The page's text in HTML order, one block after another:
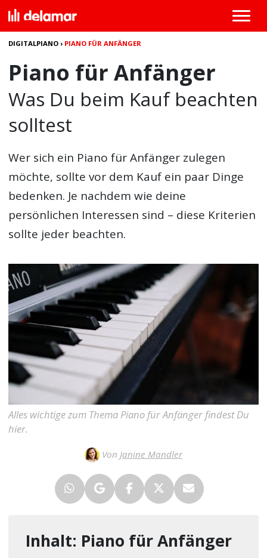
DIGITALPIANO › PIANO FÜR ANFÄNGER
Piano für Anfänger
Was Du beim Kauf beachten
solltest
Wer sich ein Piano für Anfänger zulegen
möchte, sollte vor dem Kauf ein paar Dinge
bedenken. Je nachdem wie deine
persönlichen Interessen sind – diese Kriterien
sollte jeder beachten.
Alles wichtige zum Thema Piano für Anfänger findest Du
hier.
Von Janine Mandler
Inhalt: Piano für Anfänger